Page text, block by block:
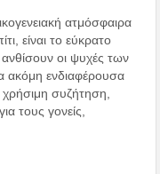
ατμόσφαιρα
είναι το εύκρατο
ανθίσουν οι ψυχές των
ακόμη ενδιαφέρουσα
χρήσιμη συζήτηση,
τους γονείς,